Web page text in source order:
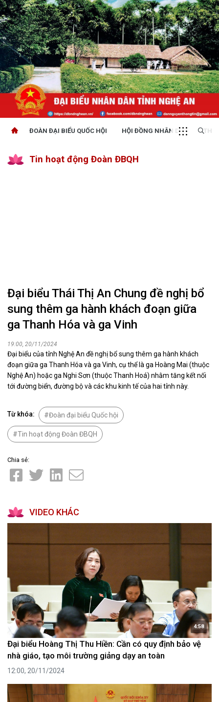
ĐOÀN ĐẠI BIỂU QUỐC HỘI HỘI ĐỒNG NHÂN DÂN
Tin hoạt động Đoàn ĐBQH
Đại biểu Thái Thị An Chung đề nghị bổ
sung thêm ga hành khách đoạn giữa
ga Thanh Hóa và ga Vinh
19:00, 20/11/2024
Đại biểu của tỉnh Nghệ An đề nghị bổ sung thêm ga hành khách
đoạn giữa ga Thanh Hóa và ga Vinh, cụ thể là ga Hoàng Mai (thuộc
Nghệ An) hoặc ga Nghi Sơn (thuộc Thanh Hoá) nhằm tăng kết nối
tới đường biển, đường bộ và các khu kinh tế của hai tỉnh này.
Từ khóa: Đoàn đại biểu Quốc hội
Tin hoạt động Đoàn ĐBQH
Chia sẻ:
VIDEO KHÁC
4:58
Đại biểu Hoàng Thị Thu Hiền: Cần có quy định bảo vệ
nhà giáo, tạo môi trường giảng dạy an toàn
12:00, 20/11/2024